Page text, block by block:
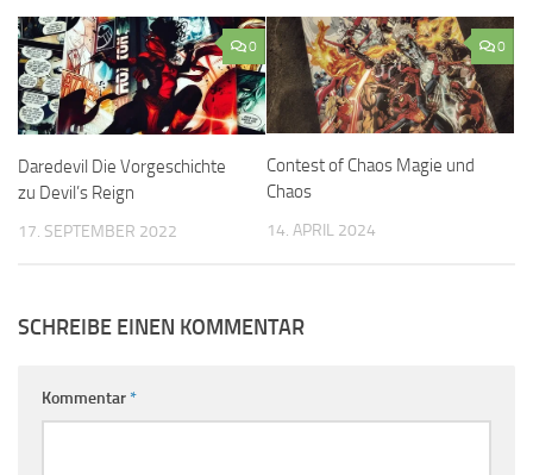
0
Daredevil Die Vorgeschichte
zu Devil’s Reign
17. SEPTEMBER 2022
0
Contest of Chaos Magie und
Chaos
14. APRIL 2024
SCHREIBE EINEN KOMMENTAR
Kommentar*